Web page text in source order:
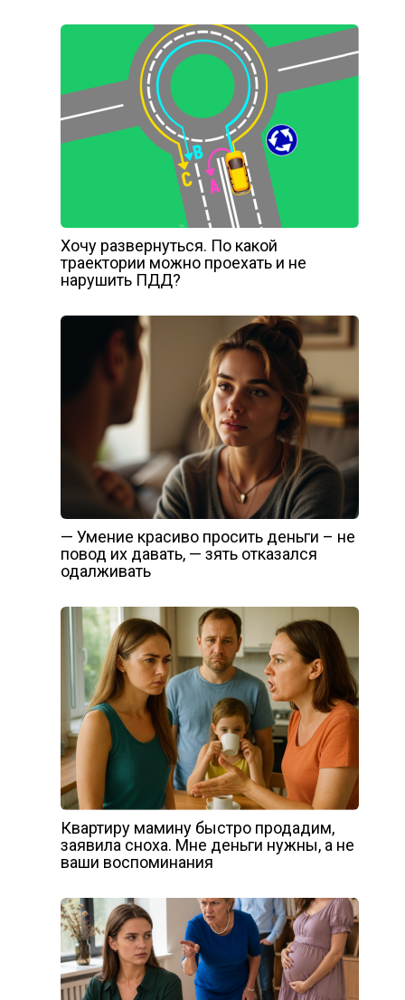
Хочу развернуться. По какой
траектории можно проехать и не
нарушить ПДД?
— Умение красиво просить деньги – не
повод их давать, — зять отказался
одалживать
Квартиру мамину быстро продадим,
заявила сноха. Мне деньги нужны, а не
ваши воспоминания